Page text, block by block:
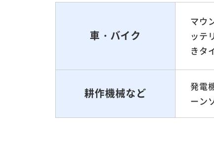
車・バイク
マウ
ッテ
きタ
耕作機械など
発電
ーン